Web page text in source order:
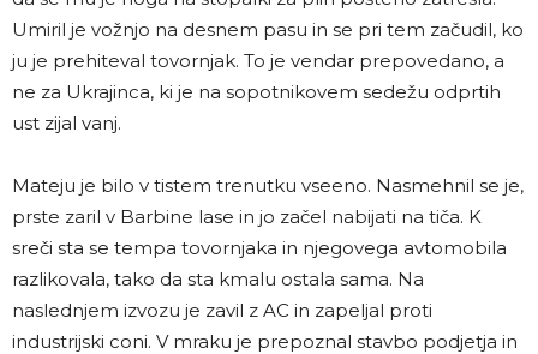
Umiril je vožnjo na desnem pasu in se pri tem začudil, ko
ju je prehiteval tovornjak. To je vendar prepovedano, a
ne za Ukrajinca, ki je na sopotnikovem sedežu odprtih
ust zijal vanj.
Mateju je bilo v tistem trenutku vseeno. Nasmehnil se je,
prste zaril v Barbine lase in jo začel nabijati na tiča. K
sreči sta se tempa tovornjaka in njegovega avtomobila
razlikovala, tako da sta kmalu ostala sama. Na
naslednjem izvozu je zavil z AC in zapeljal proti
industrijski coni. V mraku je prepoznal stavbo podjetja in